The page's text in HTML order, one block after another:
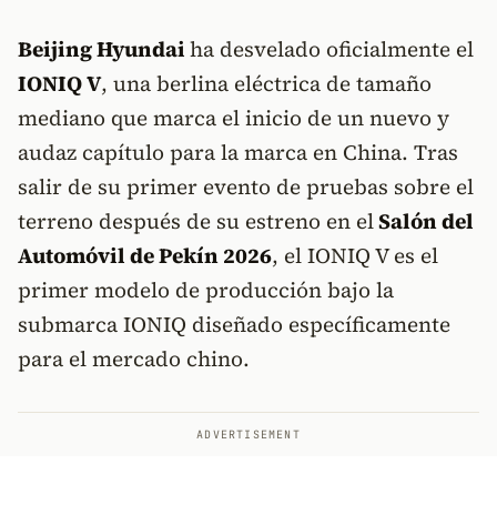
Beijing Hyundaiha desvelado oficialmente el
IONIQ V, una berlina eléctrica de tamaño
mediano que marca el inicio de un nuevo y
audaz capítulo para la marca en China. Tras
salir de su primer evento de pruebas sobre el
terreno después de su estreno en elSalón del
Automóvil de Pekín 2026, el IONIQ V es el
primer modelo de producción bajo la
submarca IONIQ diseñado específicamente
para el mercado chino.
ADVERTISEMENT